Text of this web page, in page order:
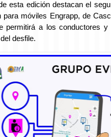
esta edición destacan el
para móviles Engrapp, de
permitirá a los conductores
desfile.